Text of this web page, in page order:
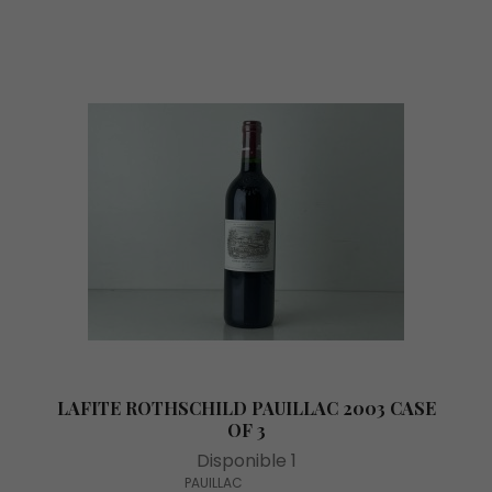
LAFITE ROTHSCHILD PAUILLAC 2003 CASE
OF 3
Disponible 1
PAUILLAC